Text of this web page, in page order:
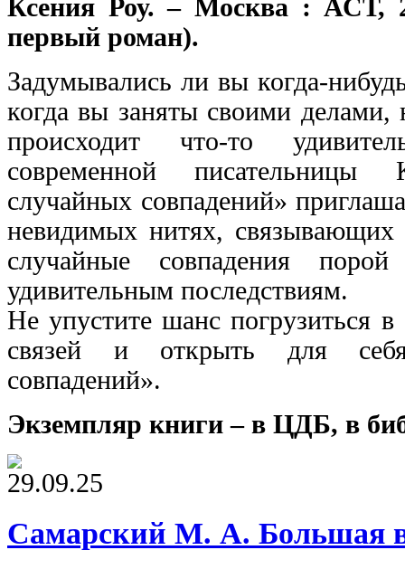
Ксения Роу. – Москва : АСТ,
первый роман).
Задумывались ли вы когда-
когда вы заняты своими делами,
происходит что-то
современной
случайных совпадений»
невидимых нитях,
случайные совпадения
удивительным последствиям.
Не упустите шанс погрузиться
связей и открыть для
совпадений».
Экземпляр книги – в ЦДБ, в
29.09.25
Самарский М. А. Большая